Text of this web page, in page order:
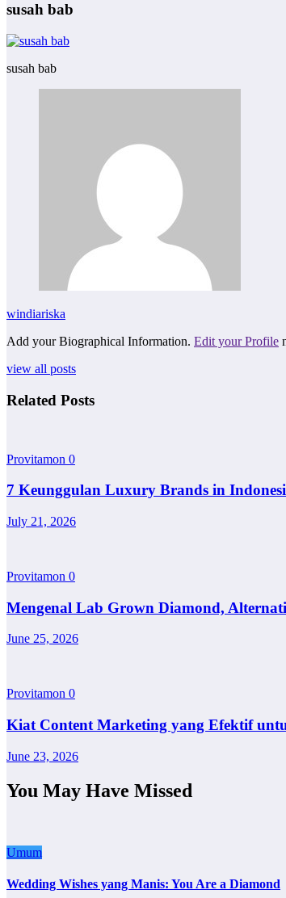
susah bab
susah bab
windiariska
Add your Biographical Information. Edit your Profile
view all posts
Related Posts
Provitamon 0
7 Keunggulan Luxury Brands in
July 21, 2026
Provitamon 0
Mengenal Lab Grown Diamond,
June 25, 2026
Provitamon 0
Kiat Content Marketing yang Efektif
June 23, 2026
You May Have Missed
Umum
Wedding Wishes yang Manis: You Are a Diamond